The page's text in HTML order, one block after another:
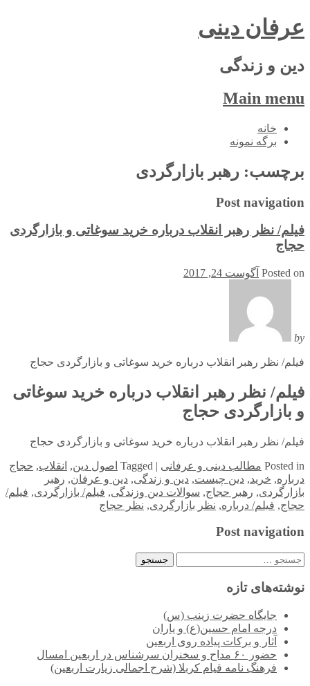
عرفان دینی
دین و زندگی
Main menu
Skip
خانه
برگه نمونه
برچسب: رهبر بازارگردی
Post navigation
فیلم/ نظر رهبر انقلاب درباره خرید سوغاتی و بازارگردی
حجاج
Posted on آگوست 24, 2017
by
فیلم/ نظر رهبر انقلاب درباره خرید سوغاتی و بازارگردی حجاج
فیلم/ نظر رهبر انقلاب درباره خرید سوغاتی
و بازارگردی حجاج
فیلم/ نظر رهبر انقلاب درباره خرید سوغاتی و بازارگردی حجاج
Posted in مطالب دینی و عرفانی |
Tagged اصول دین, انقلاب, حجاج
درباره, خرید, دین چیست, دین و زندگی, دین و عرفان, رهبر
بازارگردی, رهبر حجاج, سوالات دین وزندگی, فیلم/ بازارگردی, فیلم/
حجاج, فیلم/ درباره, نظر بازارگردی, نظر حجاج
Post navigation
جستجو
نوشته‌های تازه
جایگاه حضرت زینب (س)
درجه امام حسین(ع) و یاران
آثار و برکات پیاده روی اربعین
حضور ۶۰ مداح و سخنران سرشناس در اربعین امسال
فرهنگ نامه قیام کربلا (شرح اجمالی زیارت اربعین)